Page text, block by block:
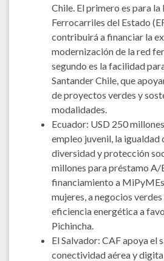
Chile. El primero es para la
Ferrocarriles del Estado
contribuirá a financiar la
modernización de la red
segundo es la facilidad
Santander Chile, que
de proyectos verdes y
modalidades.
Ecuador: USD 250
empleo juvenil, la igualdad
diversidad y protección
millones para préstamo A/
financiamiento a
mujeres, a negocios
eficiencia energética a
Pichincha.
El Salvador: CAF apoya el
conectividad aérea y